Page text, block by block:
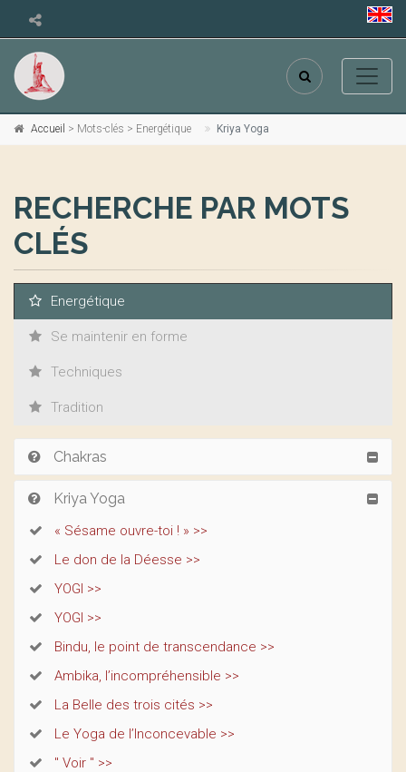
Accueil > Mots-clés > Energétique Kriya Yoga
RECHERCHE PAR MOTS
CLÉS
Energétique
Se maintenir en forme
Techniques
Tradition
Chakras
Kriya Yoga
« Sésame ouvre-toi ! » >>
Le don de la Déesse >>
YOGI >>
YOGI >>
Bindu, le point de transcendance >>
Ambika, l’incompréhensible >>
La Belle des trois cités >>
Le Yoga de l’Inconcevable >>
" Voir " >>